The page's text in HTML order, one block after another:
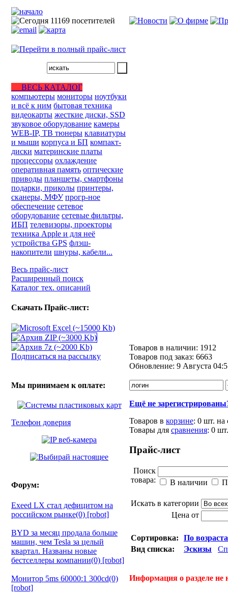
ВЕСЬ КАТАЛОГ
компьютеры мониторы ноутбуки
и всё к ним бытовая техника
видеокарты жесткие диски, SSD
звуковое оборудование камеры
WEB-IP, ТВ тюнеры клавиатуры
и мыши корпуса и БП компакт-
диски материнские платы
процессоры охлаждение
оперативная память оптические
приводы планшеты, смартфоны
подарки, приколы принтеры,
сканеры, МФУ прогр-ное
обеспечение сетевое
оборудование сетевые фильтры,
ИБП телевизоры, проекторы
техника Apple и для неё
устройства GPS флэш-
накопители шнуры, кабели...
Весь прайс-лист
Расширенный поиск
Каталог тех. описаний
Скачать Прайс-лист:
Подписаться на рассылку
Мы принимаем к оплате:
Телефон доверия
Форум:
Exeed LX стал дефицитом на
российском рынке(0) [robot]
BYD за месяц продала больше
машин, чем Tesla за целый
квартал. Названы новые
бестселлеры компании(0) [robot]
Монитор 5ms 60000:1 300cd(0)
[robot]
Товаров в наличии: 1912
Товаров под заказ: 6663
Обновление: 9 Августа
Ещё не
Товаров в корзине: 0 шт. на
Товары для сравнения: 0 шт.
Прайс-лист
Поиск
товара:
В наличии
Искать в категории
Цена от
Сортировка:
По
Вид списка:
Эскизы
Информация о разделе не